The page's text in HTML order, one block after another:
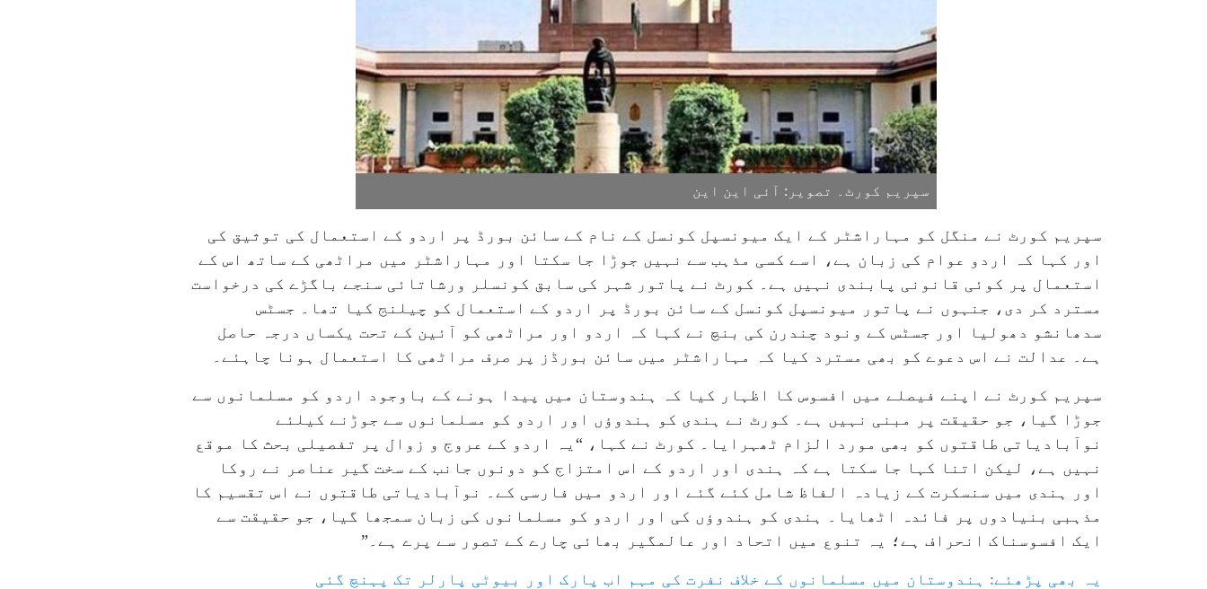
سپریم کورٹ۔ تصویر: آئی این این
سپریم کورٹ نے منگل کو مہاراشٹر کے ایک میونسپل کونسل کے نام کے سائن بورڈ پر اردو کے استعمال کی توثیق کی
اور کہا کہ اردو عوام کی زبان ہے، اسے کسی مذہب سے نہیں جوڑا جا سکتا اور مہاراشٹر میں مراٹھی کے ساتھ اس کے
استعمال پر کوئی قانونی پابندی نہیں ہے۔ کورٹ نے پاتور شہر کی سابق کونسلر ورشاتائی سنجے باگڑے کی درخواست
مسترد کر دی، جنہوں نے پاتور میونسپل کونسل کے سائن بورڈ پر اردو کے استعمال کو چیلنج کیا تھا۔ جسٹس
سدھانشو دھولیا اور جسٹس کے ونود چندرن کی بنچ نے کہا کہ اردو اور مراٹھی کو آئین کے تحت یکساں درجہ حاصل
ہے۔ عدالت نے اس دعوے کو بھی مسترد کیا کہ مہاراشٹر میں سائن بورڈز پر صرف مراٹھی کا استعمال ہونا چاہئے۔
سپریم کورٹ نے اپنے فیصلے میں افسوس کا اظہار کیا کہ ہندوستان میں پیدا ہونے کے باوجود اردو کو مسلمانوں سے
جوڑا گیا، جو حقیقت پر مبنی نہیں ہے۔ کورٹ نے ہندی کو ہندوؤں اور اردو کو مسلمانوں سے جوڑنے کیلئے
نوآبادیاتی طاقتوں کو بھی مورد الزام ٹھہرایا۔ کورٹ نے کہا، “یہ اردو کے عروج و زوال پر تفصیلی بحث کا موقع
نہیں ہے، لیکن اتنا کہا جا سکتا ہے کہ ہندی اور اردو کے اس امتزاج کو دونوں جانب کے سخت گیر عناصر نے روکا
اور ہندی میں سنسکرت کے زیادہ الفاظ شامل کئے گئے اور اردو میں فارسی کے۔ نوآبادیاتی طاقتوں نے اس تقسیم کا
مذہبی بنیادوں پر فائدہ اٹھایا۔ ہندی کو ہندوؤں کی اور اردو کو مسلمانوں کی زبان سمجھا گیا، جو حقیقت سے
ایک افسوسناک انحراف ہے؛ یہ تنوع میں اتحاد اور عالمگیر بھائی چارے کے تصور سے پرے ہے۔”
یہ بھی پڑھئے: ہندوستان میں مسلمانوں کے خلاف نفرت کی مہم اب پارک اور بیوٹی پارلر تک پہنچ گئی